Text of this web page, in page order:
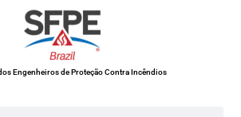
Engenheiros de Proteção Contra Incêndios